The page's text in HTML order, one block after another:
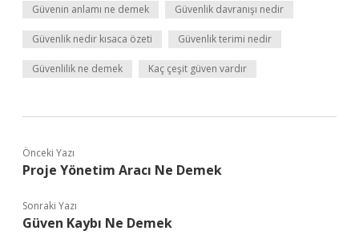
Güvenin anlamı ne demek Güvenlik davranışı nedir
Güvenlik nedir kısaca özeti Güvenlik terimi nedir
Güvenlilik ne demek Kaç çeşit güven vardır
Önceki Yazı
Proje Yönetim Aracı Ne Demek
Sonraki Yazı
Güven Kaybı Ne Demek